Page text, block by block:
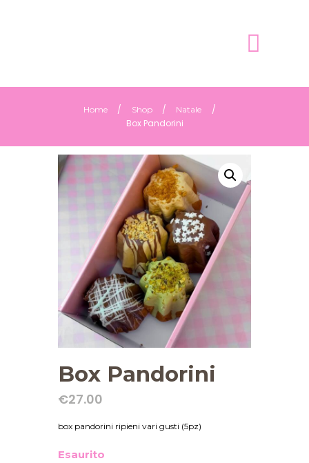
Home Shop Natale
Box Pandorini
Box Pandorini
€27.00
box pandorini ripieni vari gusti (5pz)
Esaurito